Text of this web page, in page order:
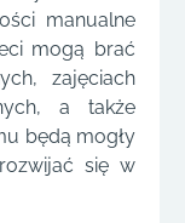
manualne
mogą brać
zajęciach
a także
będą mogły
się w